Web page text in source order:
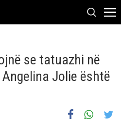
se tatuazhi në
Jolie është